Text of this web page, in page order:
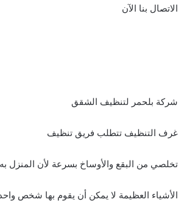
الاتصال بنا الآن
شركة بلحمر لتنظيف الشقق
غرف التنظيف تتطلب فريق تنظيف
تخلصي من البقع والأوساخ بسرعة لأن المنزل
الأشياء العظيمة لا يمكن أن يقوم بها شخص واحد